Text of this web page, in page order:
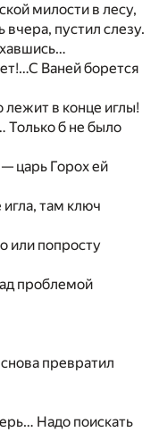
милости в лесу,
пустил слезу.
Ваней борется
лежит в конце иглы!
Только б не было
царь Горох ей
там ключ
или попросту
проблемой
превратил
Надо поискать